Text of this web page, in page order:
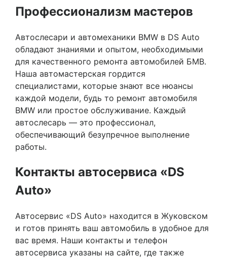
Профессионализм мастеров
Автослесари и автомеханики BMW в DS Auto
обладают знаниями и опытом, необходимыми
для качественного ремонта автомобилей БМВ.
Наша автомастерская гордится
специалистами, которые знают все нюансы
каждой модели, будь то ремонт автомобиля
BMW или простое обслуживание. Каждый
автослесарь — это профессионал,
обеспечивающий безупречное выполнение
работы.
Контакты автосервиса «DS
Auto»
Автосервис «DS Auto» находится в Жуковском
и готов принять ваш автомобиль в удобное для
вас время. Наши контакты и телефон
автосервиса указаны на сайте, где также